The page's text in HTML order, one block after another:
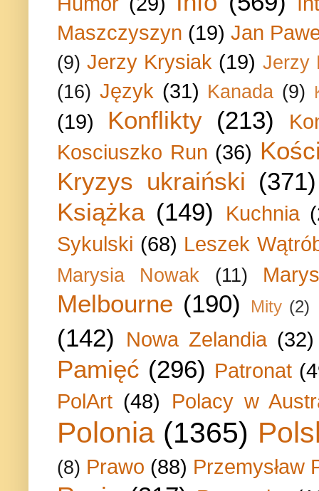
Maszczyszyn (19) Jan
(9) Jerzy Krysiak (19) Jerzy
(16) Język (31) Kanada (9)
(19) Konflikty (213)
Kosciuszko Run (36)
Kryzys ukraiński (371)
Książka (149) Kuchnia
Sykulski (68) Leszek
Marysia Nowak (11)
Melbourne (190) Mity (2)
(142) Nowa Zelandia (32)
Pamięć (296) Patronat
PolArt (48) Polacy w
Polonia (1365)
(8) Prawo (88) Przemysław